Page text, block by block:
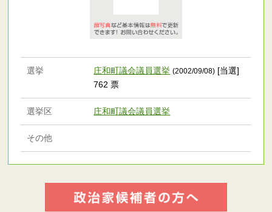
選挙 庄和町議会議員選挙 (2002/09/08) [当選]
762 票
選挙区 庄和町議会議員選挙
その他